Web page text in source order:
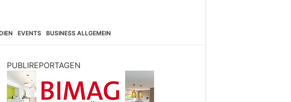
EVENTS BUSINESS ALLGEMEIN
PUBLIREPORTAGEN